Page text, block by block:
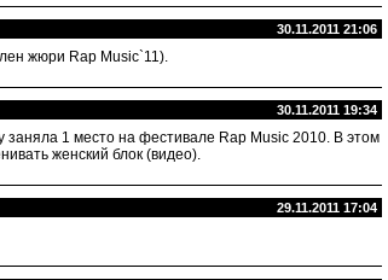
30.11.2011 21:06
жюри Rap Music`11).
30.11.2011 19:34
заняла 1 место на фестивале Rap Music 2010. В этом
женский блок (видео).
29.11.2011 17:04